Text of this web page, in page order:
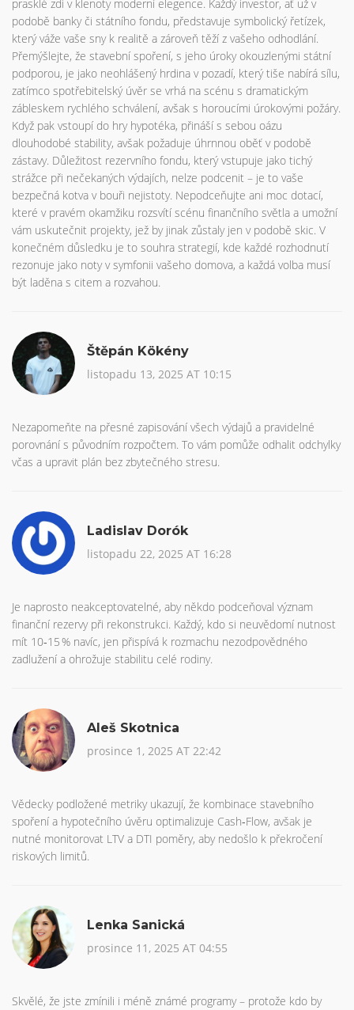
prasklé zdi v klenoty moderní elegence. Každý investor, ať už v
podobě banky či státního fondu, představuje symbolický řetízek,
který váže vaše sny k realitě a zároveň těží z vašeho odhodlání.
Přemýšlejte, že stavební spoření, s jeho úroky okouzlenými státní
podporou, je jako neohlášený hrdina v pozadí, který tiše nabírá sílu,
zatímco spotřebitelský úvěr se vrhá na scénu s dramatickým
zábleskem rychlého schválení, avšak s horoucími úrokovými požáry.
Když pak vstoupí do hry hypotéka, přináší s sebou oázu
dlouhodobé stability, avšak požaduje úhrnnou oběť v podobě
zástavy. Důležitost rezervního fondu, který vstupuje jako tichý
strážce při nečekaných výdajích, nelze podcenit – je to vaše
bezpečná kotva v bouři nejistoty. Nepodceňujte ani moc dotací,
které v pravém okamžiku rozsvítí scénu finančního světla a umožní
vám uskutečnit projekty, jež by jinak zůstaly jen v podobě skic. V
konečném důsledku je to souhra strategií, kde každé rozhodnutí
rezonuje jako noty v symfonii vašeho domova, a každá volba musí
být laděna s citem a rozvahou.
Štěpán Kökény
listopadu 13, 2025 AT 10:15
Nezapomeňte na přesné zapisování všech výdajů a pravidelné
porovnání s původním rozpočtem. To vám pomůže odhalit odchylky
včas a upravit plán bez zbytečného stresu.
Ladislav Dorók
listopadu 22, 2025 AT 16:28
Je naprosto neakceptovatelné, aby někdo podceňoval význam
finanční rezervy při rekonstrukci. Každý, kdo si neuvědomí nutnost
mít 10‑15 % navíc, jen přispívá k rozmachu nezodpovědného
zadlužení a ohrožuje stabilitu celé rodiny.
Aleš Skotnica
prosince 1, 2025 AT 22:42
Vědecky podložené metriky ukazují, že kombinace stavebního
spoření a hypotečního úvěru optimalizuje Cash‑Flow, avšak je
nutné monitorovat LTV a DTI poměry, aby nedošlo k překročení
riskových limitů.
Lenka Sanická
prosince 11, 2025 AT 04:55
Skvělé, že jste zmínili i méně známé programy – protože kdo by